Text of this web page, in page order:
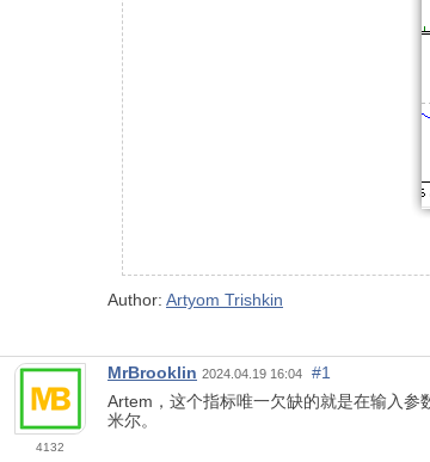
Author: Artyom Trishkin
4132
MrBrooklin 2024.04.19 16:04
#1
Artem，这个指标唯一欠缺的就是在输入
米尔。